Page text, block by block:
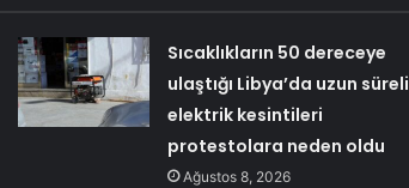
Sıcaklıkların 50 dereceye
ulaştığı Libya’da uzun süreli
elektrik kesintileri
protestolara neden oldu
Ağustos 8, 2026